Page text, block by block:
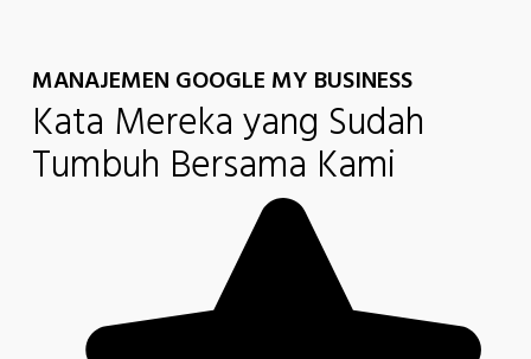
MANAJEMEN GOOGLE MY BUSINESS
Kata Mereka yang Sudah
Tumbuh Bersama Kami